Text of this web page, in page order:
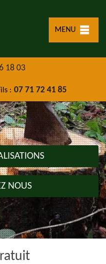
MENU
18 03
: 07 71 72 41 85
NOUS